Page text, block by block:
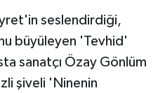
seslendirdiği,
büyüleyen 'Tevhid'
sanatçı Özay Gönlüm
şiveli 'Ninenin